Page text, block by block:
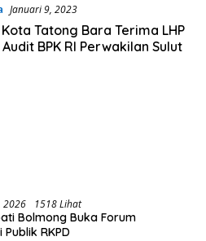
Januari 9, 2023
Tatong Bara Terima LHP
BPK RI Perwakilan Sulut
2026 1518 Lihat
Bolmong Buka Forum
RKPD